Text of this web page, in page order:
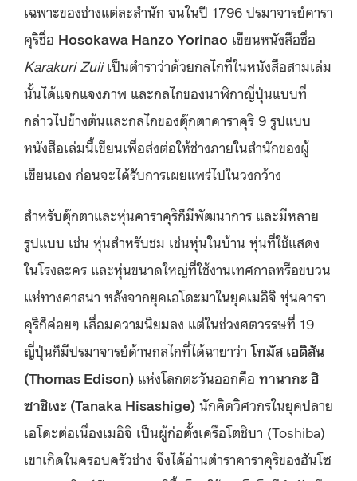
เฉพาะของช่างแต่ละสำนัก จนในปี 1796 ปรมาจารย์คารา
คุริชื่อ Hosokawa Hanzo Yorinao เขียนหนังสือชื่อ
Karakuri Zuiiเป็นตำราว่าด้วยกลไกที่ในหนังสือสามเล่ม
นั้นได้แจกแจงภาพ และกลไกของนาฬิกาญี่ปุ่นแบบที่
กล่าวไปข้างต้นและกลไกของตุ๊กตาคาราคุริ 9 รูปแบบ
หนังสือเล่มนี้เขียนเพื่อส่งต่อให้ช่างภายในสำนักของผู้
เขียนเอง ก่อนจะได้รับการเผยแพร่ไปในวงกว้าง
สำหรับตุ๊กตาและหุ่นคาราคุริก็มีพัฒนาการ และมีหลาย
รูปแบบ เช่น หุ่นสำหรับชม เช่นหุ่นในบ้าน หุ่นที่ใช้แสดง
ในโรงละคร และหุ่นขนาดใหญ่ที่ใช้งานเทศกาลหรือขบวน
แห่ทางศาสนา หลังจากยุคเอโดะมาในยุคเมอิจิ หุ่นคารา
คุริก็ค่อยๆ เสื่อมความนิยมลง แต่ในช่วงศตวรรษที่ 19
ญี่ปุ่นก็มีปรมาจารย์ด้านกลไกที่ได้ฉายาว่าโทมัส เอดิสัน
(Thomas Edison) แห่งโลกตะวันออกคือ ทานากะ ฮิ
ซาชิเงะ (Tanaka Hisashige) นักคิดวิศวกรในยุคปลาย
เอโดะต่อเนื่องเมอิจิ เป็นผู้ก่อตั้งเครือโตชิบา (Toshiba)
เขาเกิดในครอบครัวช่าง จึงได้อ่านตำราคาราคุริของฮันโซ